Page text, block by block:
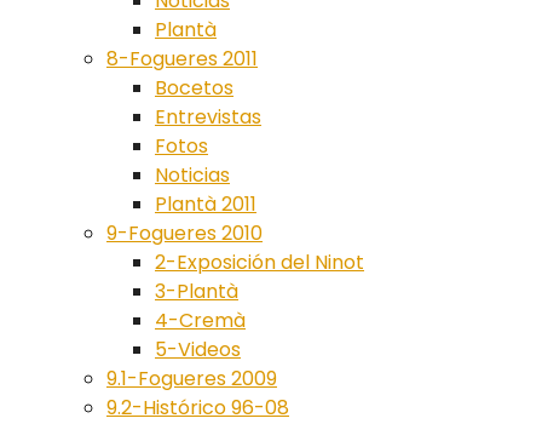
Plantà
8-Fogueres 2011
Bocetos
Entrevistas
Fotos
Noticias
Plantà 2011
9-Fogueres 2010
2-Exposición del Ninot
3-Plantà
4-Cremà
5-Videos
9.1-Fogueres 2009
9.2-Histórico 96-08